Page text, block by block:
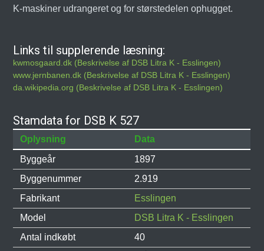
K-maskiner udrangeret og for størstedelen ophugget.
Links til supplerende læsning:
kwmosgaard.dk (Beskrivelse af DSB Litra K - Esslingen)
www.jernbanen.dk (Beskrivelse af DSB Litra K - Esslingen)
da.wikipedia.org (Beskrivelse af DSB Litra K - Esslingen)
Stamdata for DSB K 527
Oplysning
Data
Byggeår
1897
Byggenummer
2.919
Fabrikant
Esslingen
Model
DSB Litra K - Esslingen
Antal indkøbt
40